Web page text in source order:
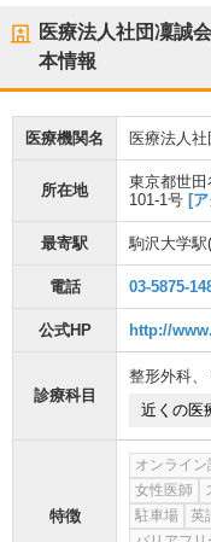
医療法人社団凜誠
本情報
医療機関名 医療法人
所在地
東京都世
101-1号 [
最寄駅 駒沢大学駅
電話 03-5875-
公式HP http://
診療科目
整形外科、
近くの医
特徴
オンライン
女性医師
駐車場
英